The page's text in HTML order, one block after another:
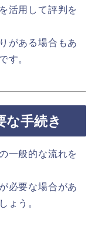
を活用して評判を
がある場合もあ
す。
な手続き
一般的な流れを
必要な場合があ
ょう。